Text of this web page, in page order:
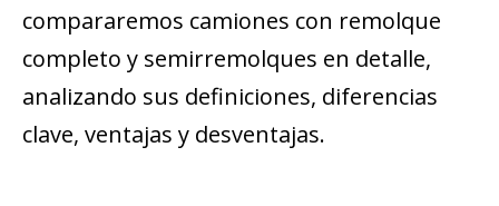
compararemos camiones con remolque
completo y semirremolques en detalle,
analizando sus definiciones, diferencias
clave, ventajas y desventajas.